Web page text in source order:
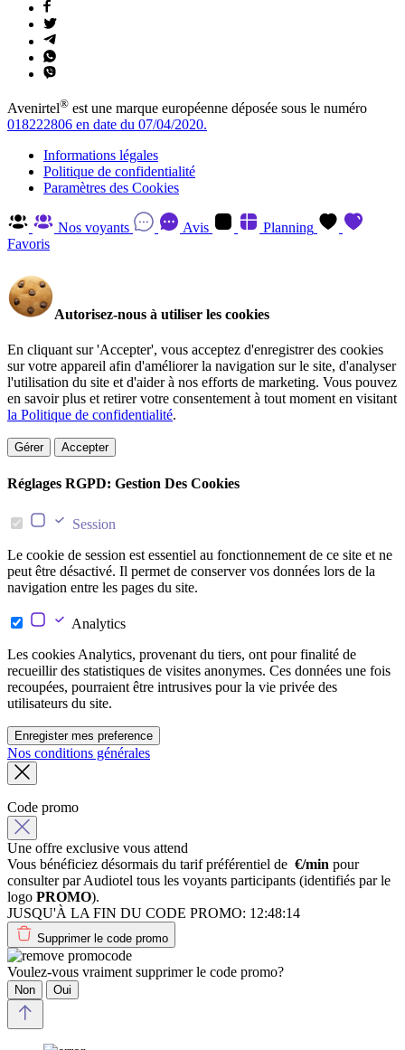
Avenirtel® est une marque européenne déposée sous le numéro
018222806 en date du 07/04/2020.
Informations légales
Politique de confidentialité
Paramètres des Cookies
Nos voyants Avis
Planning
Favoris
Autorisez-nous à utiliser les cookies
En cliquant sur 'Accepter', vous acceptez d'enregistrer des cookies
sur votre appareil afin d'améliorer la navigation sur le site, d'analyser
l'utilisation du site et d'aider à nos efforts de marketing. Vous pouvez
en savoir plus et retirer votre consentement à tout moment en visitant
la Politique de confidentialité.
Gérer Accepter
Réglages RGPD: Gestion Des Cookies
Session
Le cookie de session est essentiel au fonctionnement de ce site et ne
peut être désactivé. Il permet de conserver vos données lors de la
navigation entre les pages du site.
Analytics
Les cookies Analytics, provenant du tiers, ont pour finalité de
recueillir des statistiques de visites anonymes. Ces données une fois
recoupées, pourraient être intrusives pour la vie privée des
utilisateurs du site.
Enregister mes preference
Nos conditions générales
Code promo
Une offre exclusive vous attend
Vous bénéficiez désormais du tarif préférentiel de €/min pour
consulter par Audiotel tous les voyants participants (identifiés par le
logo PROMO).
JUSQU'À LA FIN DU CODE PROMO: 12:48:14
Supprimer le code promo
Voulez-vous vraiment supprimer le code promo?
Non Oui